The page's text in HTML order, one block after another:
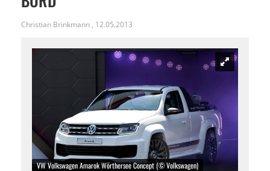
Christian Brinkmann , 12.05.2013
VW Volkswagen Amarok Wörthersee Concept (© Volkswagen)